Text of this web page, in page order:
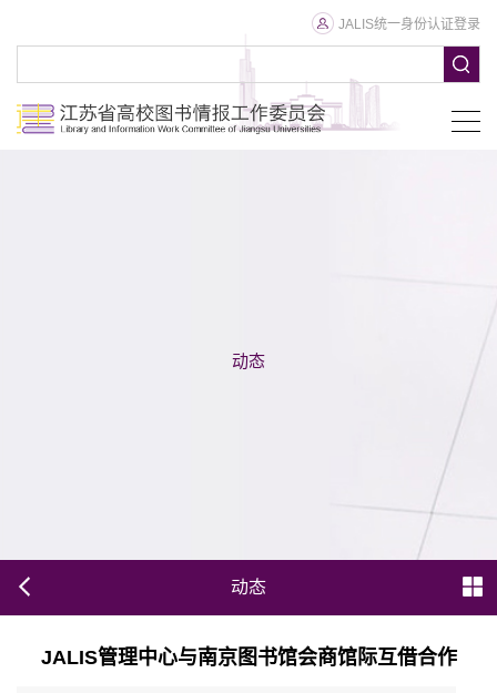
JALIS统一身份认证登录
动态
动态
JALIS管理中心与南京图书馆会商馆际互借合作